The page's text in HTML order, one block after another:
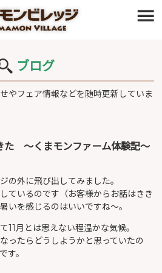
≡
ブログ
やフェア情報などを随時更新していま
た 〜くまモンファーム体験記～
の外に飛び出してみました。
ているのです（お客様からお話はきき
いを感じるのはいいですね～。
11月とは思えない程温かな気候。
ったらどうしようかと思っていたの
す。